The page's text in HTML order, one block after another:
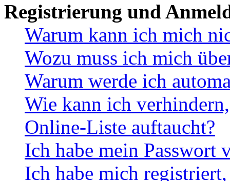
Registrierung und
Warum kann ich mich
Wozu muss ich mich
Warum werde ich
Wie kann ich
Online-Liste auftaucht?
Ich habe mein Passwort
Ich habe mich